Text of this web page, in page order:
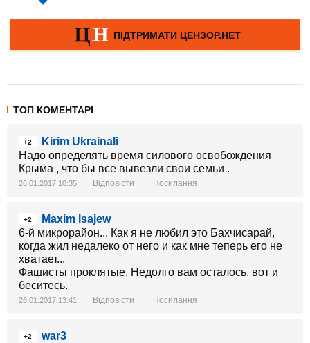
ТОП КОМЕНТАРІ
+2
Kirim Ukrainali
Надо определять время силового освобождения
Крыма , что бы все вывезли свои семьи .
26.01.2017 10:35 Відповісти Посилання
+2
Maxim Isajew
6-й микрорайон... Как я не любил это Бахчисарай,
когда жил недалеко от него и как мне теперь его не
хватает...
Фашисты проклятые. Недолго вам осталось, вот и
беситесь.
26.01.2017 13:41 Відповісти Посилання
+2
war3